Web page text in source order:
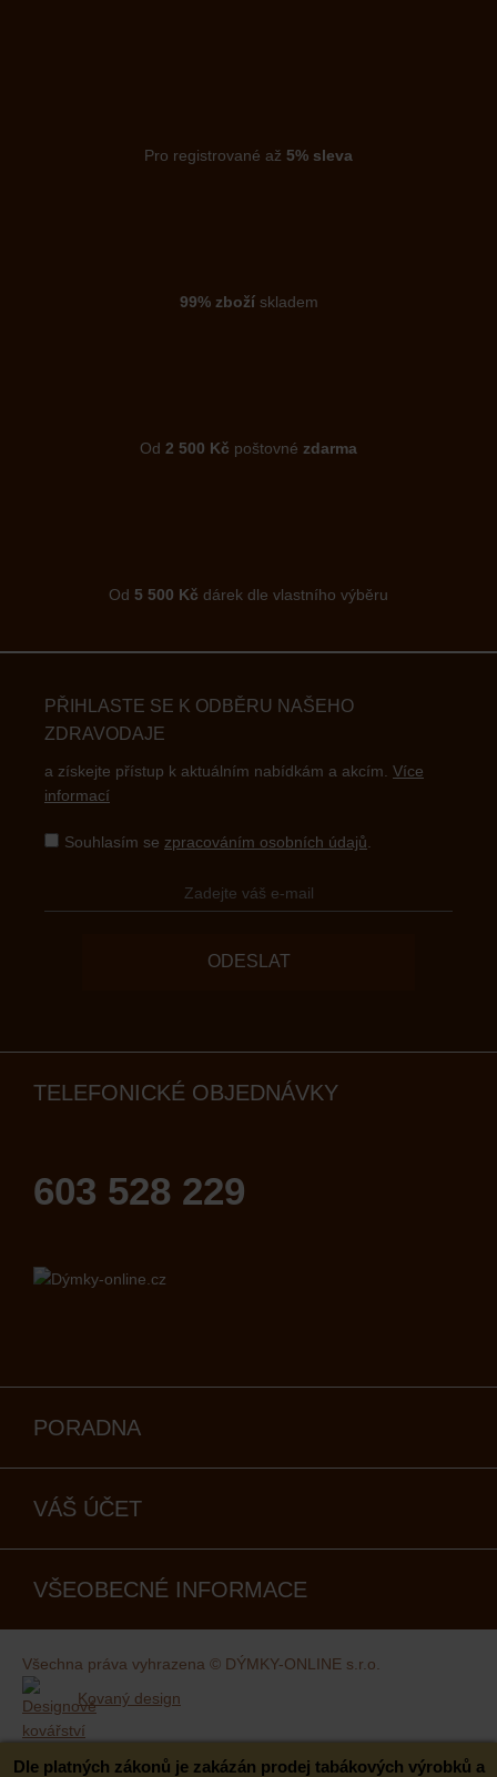
Pro registrované až 5% sleva
99% zbožískladem
Od 2 500 Kč poštovné zdarma
Od 5 500 Kč dárek dle vlastního výběru
PŘIHLASTE SE K ODBĚRU NAŠEHO
ZDRAVODAJE
a získejte přístup k aktuálním nabídkám a akcím. Více
informací
Souhlasím se zpracováním osobních údajů
ODESLAT
TELEFONICKÉ OBJEDNÁVKY
603 528 229
PORADNA
VÁŠ ÚČET
VŠEOBECNÉ INFORMACE
Všechna práva vyhrazena © DÝMKY-ONLINE s.r.o.
Kovaný design
Dle platných zákonů je zakázán prodej tabákových výrobků a